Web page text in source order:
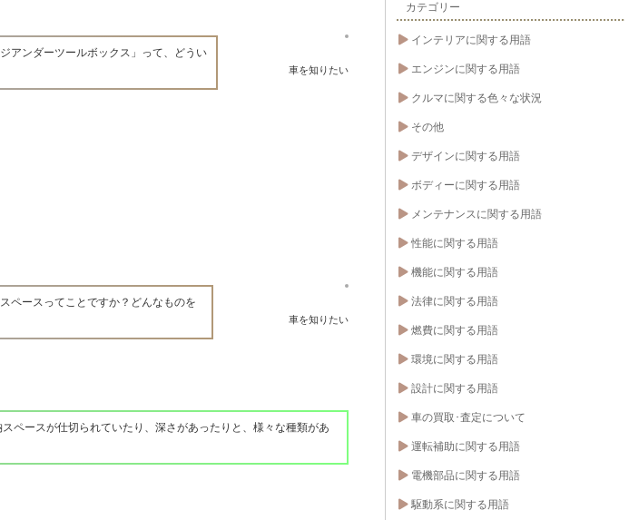
車を知りたい
アンダーツールボックス」って、どうい
車を知りたい
ペースってことですか？どんなものを
ペースが仕切られていたり、深さがあったりと、様々な種類があ
カテゴリー
インテリアに関する用語
エンジンに関する用語
クルマに関する色々な状況
その他
デザインに関する用語
ボディーに関する用語
メンテナンスに関する用語
性能に関する用語
機能に関する用語
法律に関する用語
燃費に関する用語
環境に関する用語
設計に関する用語
車の買取･査定について
運転補助に関する用語
電機部品に関する用語
駆動系に関する用語